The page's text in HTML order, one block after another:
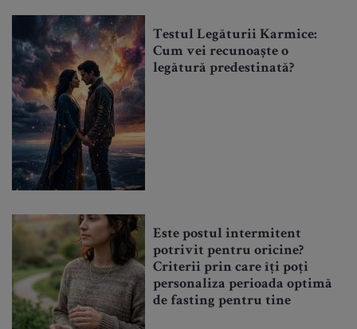
Testul Legăturii Karmice:
Cum vei recunoaște o
legătură predestinată?
Este postul intermitent
potrivit pentru oricine?
Criterii prin care îți poți
personaliza perioada optimă
de fasting pentru tine